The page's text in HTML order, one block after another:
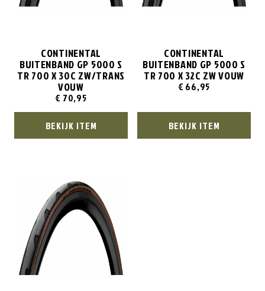
CONTINENTAL
BUITENBAND GP 5000 S
TR 700 X 30C ZW/TRANS
VOUW
€ 70,95
BEKIJK ITEM
CONTINENTAL
BUITENBAND GP 5000 S
TR 700 X 32C ZW VOUW
€ 66,95
BEKIJK ITEM